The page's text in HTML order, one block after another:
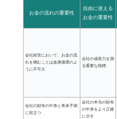
お金の流れの重要性
自由に使える
お金の重要性
会社経営において、お金の流
れを掴むことは血液循環のよ
うに不可欠
会社の成長力を測
る重要な指標
会社の財布の中身と将来予測
に役立つ
会社の本当の財布
の中身をより正確
に示す